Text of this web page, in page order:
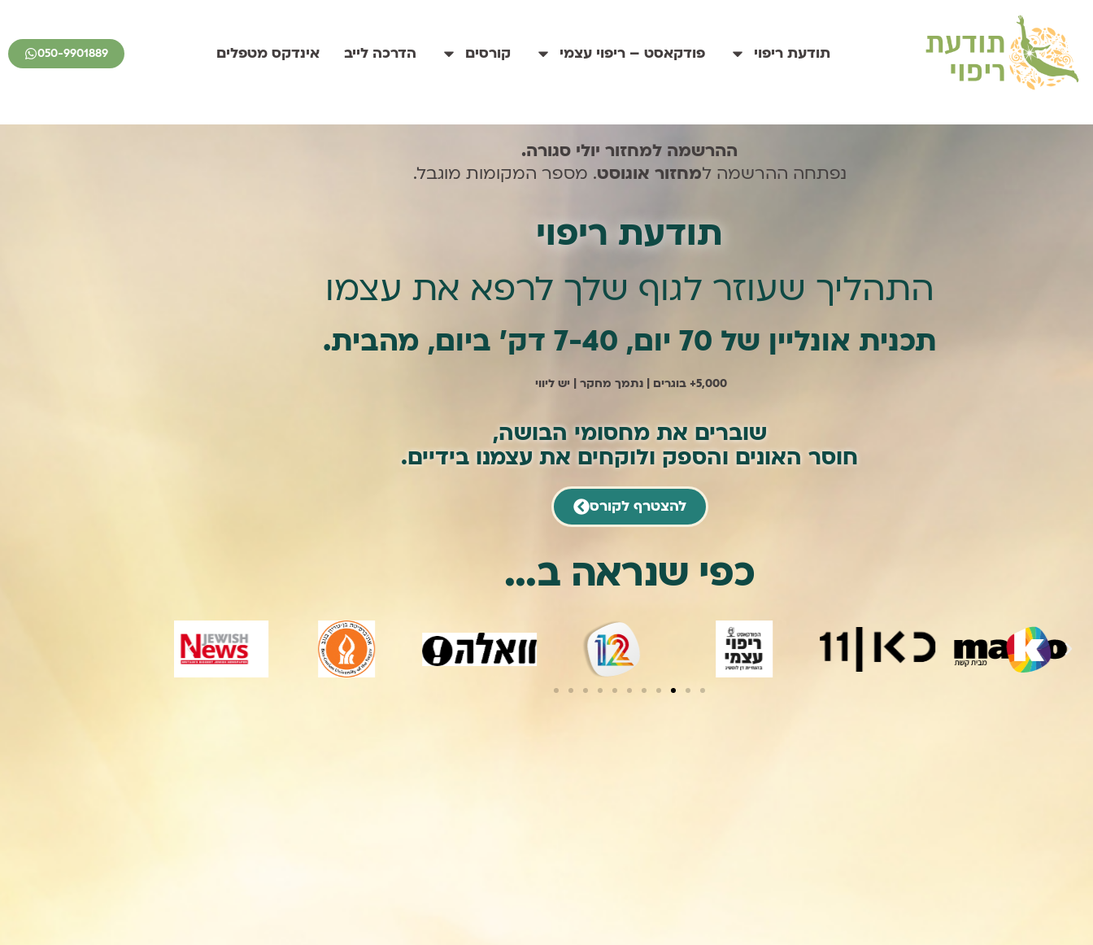
תודעת ריפוי פודקאסט – ריפוי עצמי קורסים הדרכה לייב אינדקס מטפלים 050-9901889
ההרשמה למחזור יולי סגורה.
נפתחה ההרשמה למחזור אוגוסט. מספר המקומות מוגבל.
תודעת ריפוי
התהליך שעוזר לגוף שלך לרפא את עצמו
תכנית אונליין של 70 יום, 7-40 דק׳ ביום, מהבית.
5,000+ בוגרים | נתמך מחקר | יש ליווי
שוברים את מחסומי הבושה,
חוסר האונים והספק ולוקחים את עצמנו בידיים.
להצטרף לקורס
כפי שנראה ב...